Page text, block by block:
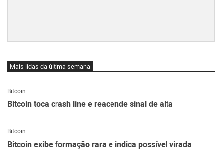
Mais lidas da última semana
Bitcoin
Bitcoin toca crash line e reacende sinal de alta
Bitcoin
Bitcoin exibe formação rara e indica possível virada